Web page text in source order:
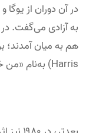
در آن دوران از
Harris) به‌نام «من خوبم تو خوبی» به بازار آمد.